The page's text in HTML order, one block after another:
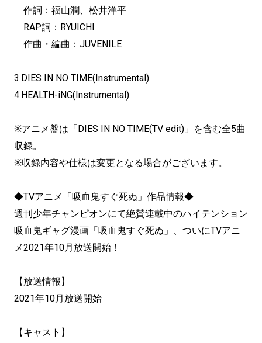
作詞：福山潤、松井洋平
RAP詞：RYUICHI
作曲・編曲：JUVENILE
3.DIES IN NO TIME(Instrumental)
4.HEALTH-iNG(Instrumental)
※アニメ盤は「DIES IN NO TIME(TV edit)」を含む全5曲
収録。
※収録内容や仕様は変更となる場合がございます。
◆TVアニメ「吸血鬼すぐ死ぬ」作品情報◆
週刊少年チャンピオンにて絶賛連載中のハイテンション
吸血鬼ギャグ漫画「吸血鬼すぐ死ぬ」、ついにTVアニ
メ2021年10月放送開始！
【放送情報】
2021年10月放送開始
【キャスト】